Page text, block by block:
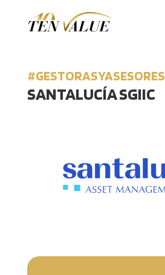
#GESTORASYASESORES
SANTALUCÍA SGIIC